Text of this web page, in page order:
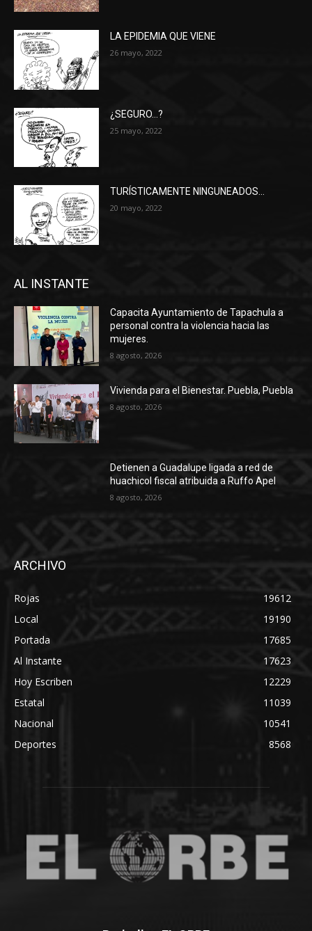
LA EPIDEMIA QUE VIENE
26 mayo, 2022
¿SEGURO…?
25 mayo, 2022
TURÍSTICAMENTE NINGUNEADOS…
20 mayo, 2022
AL INSTANTE
Capacita Ayuntamiento de Tapachula a
personal contra la violencia hacia las
mujeres.
8 agosto, 2026
Vivienda para el Bienestar. Puebla, Puebla
8 agosto, 2026
Detienen a Guadalupe ligada a red de
huachicol fiscal atribuida a Ruffo Apel
8 agosto, 2026
ARCHIVO
Rojas
19612
Local
19190
Portada
17685
Al Instante
17623
Hoy Escriben
12229
Estatal
11039
Nacional
10541
Deportes
8568